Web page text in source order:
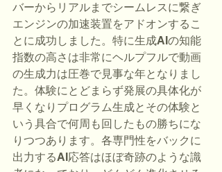
バーからリアルまでシームレスに繋ぎ
エンジンの加速装置をアドオンするこ
とに成功しました。特に生成AIの知能
指数の高さは非常にヘルプフルで動画
の生成力は圧巻で見事な年となりまし
た。体験にとどまらず発展の具体化が
早くなりプログラム生成とその体験と
いう具合で何周も回したもの勝ちにな
りつつあります。各専門性をバックに
出力するAI応答はほぼ奇跡のような識